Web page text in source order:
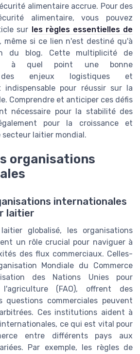
alimentaire accrue. Pour des
alimentaire, vous pouvez
sur
les règles essentielles de
, même si ce lien n'est destiné qu'à
du blog. Cette multiplicité de
à quel point une bonne
des enjeux logistiques et
indispensable pour réussir sur la
Comprendre et anticiper ces défis
nécessaire pour la stabilité des
pour la croissance et
secteur laitier mondial.
organisations
internationales
laitier
globalisé, les organisations
un rôle crucial pour naviguer à
des flux commerciaux. Celles-
Mondiale du Commerce
des Nations Unies pour
(FAO), offrent des
questions commerciales peuvent
Ces institutions aident à
ce qui est vital pour
entre différents pays aux
Par exemple, les règles de